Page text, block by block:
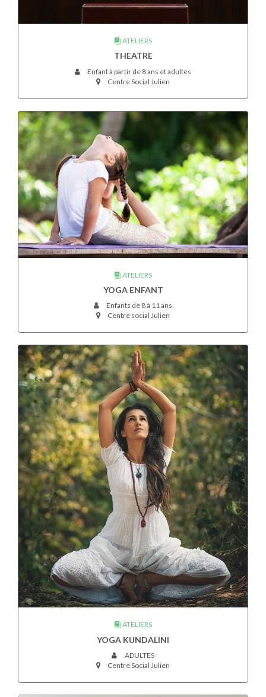
ATELIERS
THEATRE
Enfant à partir de 8 ans et adultes
Centre Social Julien
ATELIERS
YOGA ENFANT
Enfants de 8 à 11 ans
Centre social Julien
ATELIERS
YOGA KUNDALINI
ADULTES
Centre Social Julien